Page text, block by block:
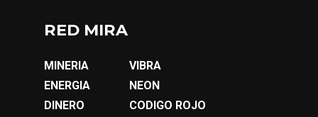
RED MIRA
MINERIA
ENERGIA
DINERO
VIBRA
NEON
CODIGO ROJO